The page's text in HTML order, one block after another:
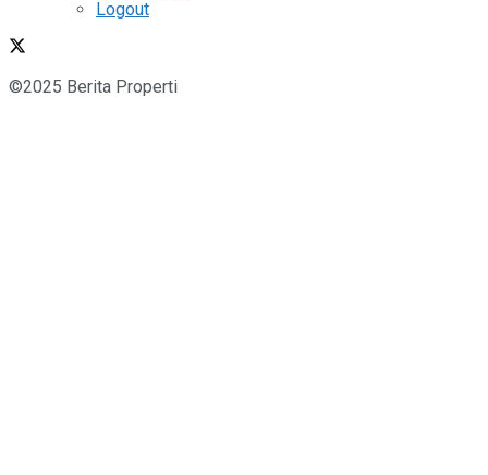
Logout
©2025 Berita Properti